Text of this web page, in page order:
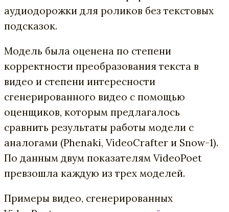
аудиодорожки для роликов без текстовых
подсказок.
Модель была оценена по степени
корректности преобразования текста в
видео и степени интересности
сгенерированного видео с помощью
оценщиков, которым предлагалось
сравнить результаты работы модели с
аналогами (Phenaki, VideoCrafter и Snow-1).
По данным двум показателям VideoPoet
превзошла каждую из трех моделей.
Примеры видео, сгенерированных